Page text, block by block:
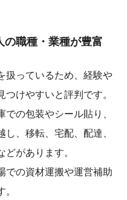
の職種・業種が豊富
扱っているため、経験や
けやすいと評判です。
の包装やシール貼り、
、移転、宅配、配達、
があります。
での資材運搬や運営補助